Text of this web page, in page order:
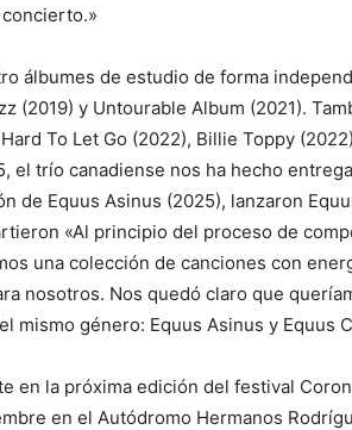
álbumes de estudio de forma
(2019) y Untourable Album (2021).
To Let Go (2022), Billie Toppy
el trío canadiense nos ha hecho
de Equus Asinus (2025), lanzaron
«Al principio del proceso de
una colección de canciones con
nosotros. Nos quedó claro que
mismo género: Equus Asinus y Equus
en la próxima edición del festival
en el Autódromo Hermanos